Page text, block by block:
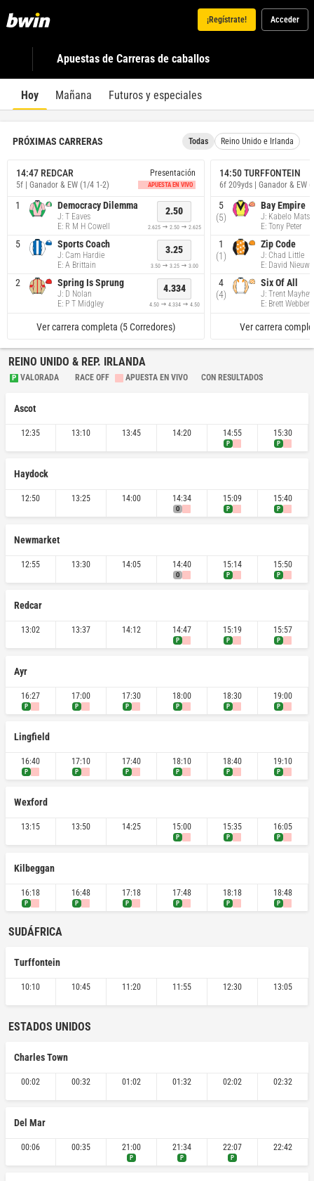
¡Regístrate! Acceder
Apuestas de Carreras de caballos
Hoy Mañana Futuros y especiales
PRÓXIMAS CARRERAS Todas Reino Unido e Irlanda
14:47 REDCAR
Presentación
5f | Ganador & EW (1/4 1-2) APUESTA EN VIVO
1 Democracy Dilemma
J: T Eaves
E: R M H Cowell
2.50
2.625 2.50
2.625
5 Sports Coach
J: Cam Hardie
E: A Brittain
3.25
3.50 3.25
3.00
2 Spring Is Sprung
J: D Nolan
E: P T Midgley
4.334
4.50 4.334
4.50
Ver carrera completa (5 Corredores)
14:50TURFFONTEIN
6f 209yds | Ganador & EW
5
(5)
Bay Empire
J: Kabelo
E: Tony Peter
1
(1)
Zip Code
J: Chad Little
E: David
4
(4)
Six Of All
J: Trent Mayhew
E: Brett Webber
Ver carrera
REINO UNIDO & REP. IRLANDA
P VALORADA RACE OFF APUESTA EN VIVO CON RESULTADOS
Ascot
12:35 13:10 13:45 14:20 14:55
P
15:30
P
Haydock
12:50 13:25 14:00 14:34
O
15:09
P
15:40
P
Newmarket
12:55 13:30 14:05 14:40
O
15:14
P
15:50
P
Redcar
13:02 13:37 14:12 14:47
P
15:19
P
15:57
P
Ayr
16:27
P
17:00
P
17:30
P
18:00
P
18:30
P
19:00
P
Lingfield
16:40
P
17:10
P
17:40
P
18:10
P
18:40
P
19:10
P
Wexford
13:15 13:50 14:25 15:00
P
15:35
P
16:05
P
Kilbeggan
16:18
P
16:48
P
17:18
P
17:48
P
18:18
P
18:48
P
SUDÁFRICA
Turffontein
10:10 10:45 11:20 11:55 12:30 13:05
ESTADOS UNIDOS
Charles Town
00:02 00:32 01:02 01:32 02:02 02:32
Del Mar
00:06 00:35 21:00
P
21:34
P
22:07
P
22:42